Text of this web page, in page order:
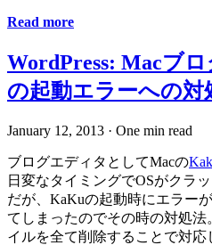
Read more
WordPress: Macブ
の起動エラーへの対
January 12, 2013 · One min read
ブログエディタとしてMacの
日変なタイミングでOSがクラ
だが、KaKuの起動時にエラー
てしまったのでその時の対処
イルを全て削除することで対